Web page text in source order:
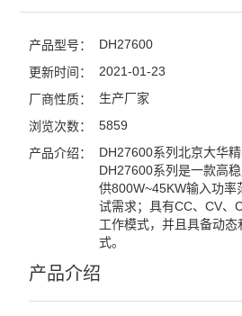
产品型号： DH27600
更新时间： 2021-01-23
厂商性质： 生产厂家
浏览次数： 5859
产品介绍：
DH27600系列北京大华
DH27600系列是一款高
供800W~45KW输入功率
试需求；具有CC、CV、
工作模式，并且具备动
式。
产品介绍